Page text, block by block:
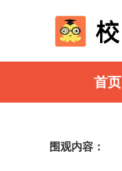
首页
围观内容：